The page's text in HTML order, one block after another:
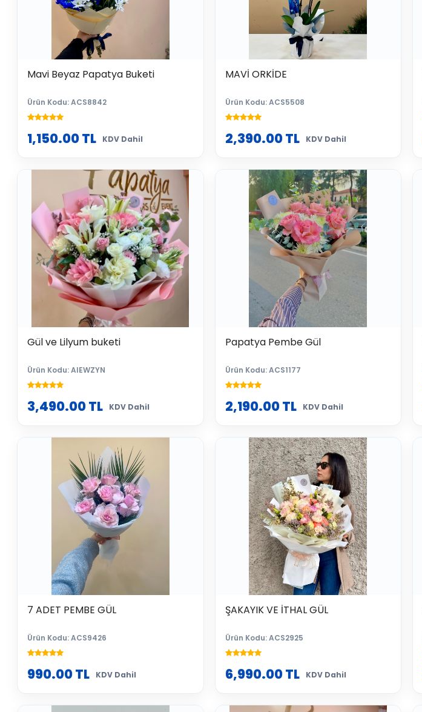
Mavi Beyaz Papatya Buketi
Ürün Kodu: ACS8842
1,150.00TL KDV Dahil
MAVİ ORKİDE
Ürün Kodu: ACS5508
2,390.00TL KDV Dahil
Gül ve Lilyum buketi
Ürün Kodu: AIEWZYN
3,490.00TL KDV Dahil
Papatya Pembe Gül
Ürün Kodu: ACS1177
2,190.00TL KDV Dahil
7 ADET PEMBE GÜL
Ürün Kodu: ACS9426
990.00TL KDV Dahil
ŞAKAYIK VE İTHAL GÜL
Ürün Kodu: ACS2925
6,990.00TL KDV Dahil